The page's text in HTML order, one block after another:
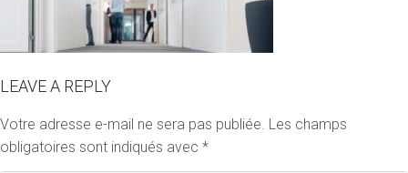
LEAVE A REPLY
Votre adresse e-mail ne sera pas publiée. Les champs
obligatoires sont indiqués avec *